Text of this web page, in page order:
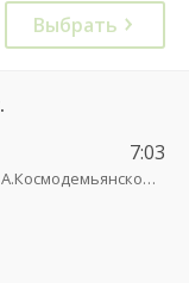
Выбрать
7:03
Памятник А.Космодемьянскому(Балтийское шоссе) трасса